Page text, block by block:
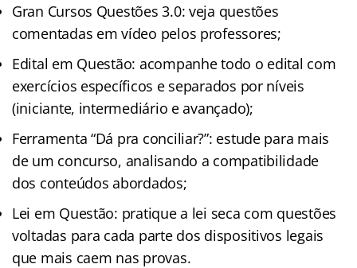
Gran Cursos Questões 3.0: veja questões
comentadas em vídeo pelos professores;
Edital em Questão: acompanhe todo o edital com
exercícios específicos e separados por níveis
(iniciante, intermediário e avançado);
Ferramenta “Dá pra conciliar?”: estude para mais
de um concurso, analisando a compatibilidade
dos conteúdos abordados;
Lei em Questão: pratique a lei seca com questões
voltadas para cada parte dos dispositivos legais
que mais caem nas provas.